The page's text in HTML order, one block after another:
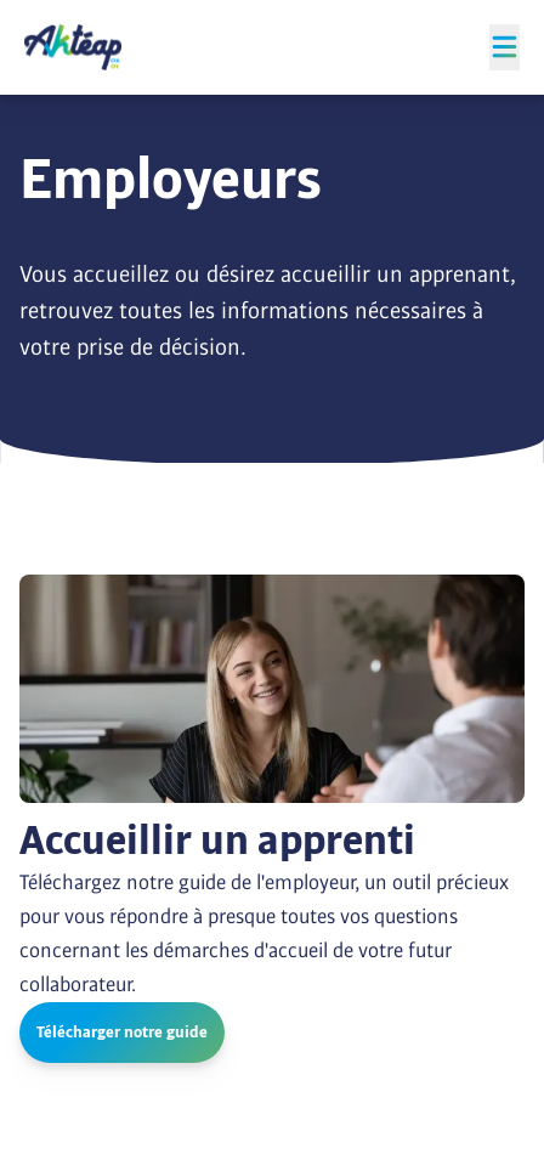
Employeurs
Vous accueillez ou désirez accueillir un apprenant,
retrouvez toutes les informations nécessaires à
votre prise de décision.
Accueillir un apprenti
Téléchargez notre guide de l'employeur, un outil précieux
pour vous répondre à presque toutes vos questions
concernant les démarches d'accueil de votre futur
collaborateur.
Télécharger notre guide